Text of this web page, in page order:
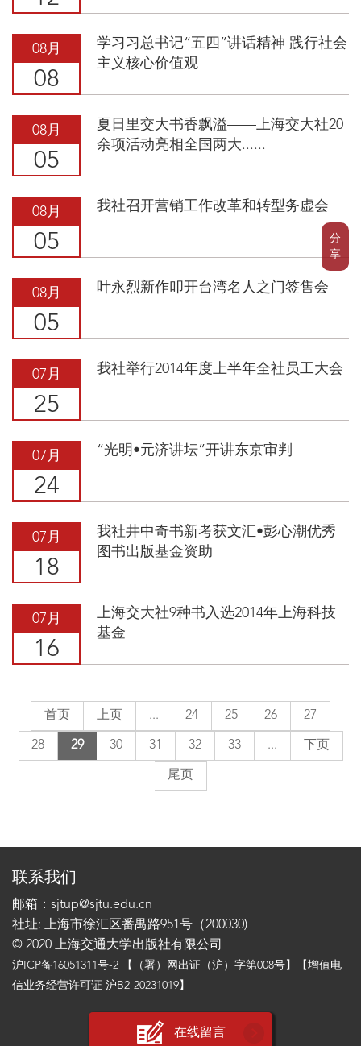
分
享
08月
08
学习习总书记“五四”讲话精神 践行社会
主义核心价值观
08月
05
夏日里交大书香飘溢——上海交大社20
余项活动亮相全国两大......
08月
05
我社召开营销工作改革和转型务虚会
08月
05
叶永烈新作叩开台湾名人之门签售会
07月
25
我社举行2014年度上半年全社员工大会
07月
24
“光明•元济讲坛”开讲东京审判
07月
18
我社井中奇书新考获文汇•彭心潮优秀
图书出版基金资助
07月
16
上海交大社9种书入选2014年上海科技
基金
首页 上页 ... 24 25 26 27
28 29 30 31 32 33 ... 下页
尾页
联系我们
邮箱：sjtup@sjtu.edu.cn
社址: 上海市徐汇区番禺路951号（200030)
© 2020 上海交通大学出版社有限公司
沪ICP备16051311号-2 【（署）网出证（沪）字第008号】【增值电
信业务经营许可证 沪B2-20231019】
在线留言